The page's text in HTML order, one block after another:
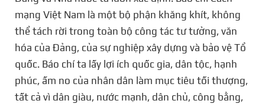
mạng Việt Nam là một bộ phận khăng khít, không
thể tách rời trong toàn bộ công tác tư tưởng, văn
hóa của Đảng, của sự nghiệp xây dựng và bảo vệ Tổ
quốc. Báo chí ta lấy lợi ích quốc gia, dân tộc, hạnh
phúc, ấm no của nhân dân làm mục tiêu tối thượng,
tất cả vì dân giàu, nước mạnh, dân chủ, công bằng,